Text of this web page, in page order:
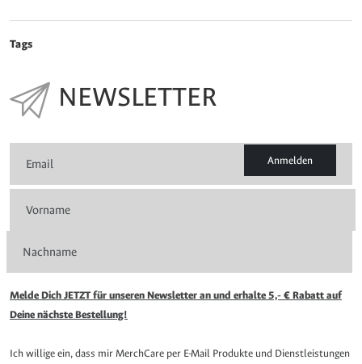
Tags
NEWSLETTER
Anmelden
Melde Dich JETZT für unseren Newsletter an und erhalte 5,- € Rabatt auf
Deine nächste Bestellung!
Ich willige ein, dass mir MerchCare per E-Mail Produkte und Dienstleistungen